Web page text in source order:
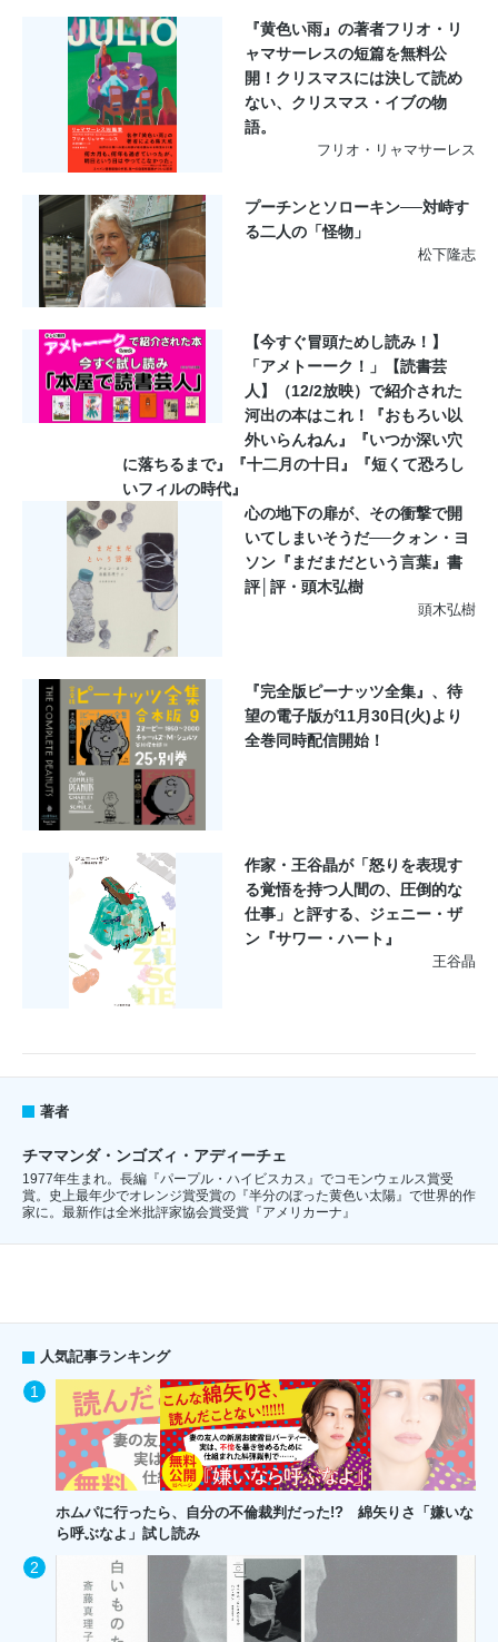
『黄色い雨』の著者フリオ・リ
ャマサーレスの短篇を無料公
開！クリスマスには決して読め
ない、クリスマス・イブの物
語。
フリオ・リャマサーレス
プーチンとソローキン──対峙す
る二人の「怪物」
松下隆志
【今すぐ冒頭ためし読み！】
「アメトーーク！」【読書芸
人】（12/2放映）で紹介された
河出の本はこれ！『おもろい以
外いらんねん』『いつか深い穴
に落ちるまで』『十二月の十日』『短くて恐ろし
いフィルの時代』
心の地下の扉が、その衝撃で開
いてしまいそうだ──クォン・ヨ
ソン『まだまだという言葉』書
評│評・頭木弘樹
頭木弘樹
『完全版ピーナッツ全集』、待
望の電子版が11月30日(火)より
全巻同時配信開始！
作家・王谷晶が「怒りを表現す
る覚悟を持つ人間の、圧倒的な
仕事」と評する、ジェニー・ザ
ン『サワー・ハート』
王谷晶
著者
チママンダ・ンゴズィ・アディーチェ
1977年生まれ。長編『パープル・ハイビスカス』でコモンウェルス賞受
賞。史上最年少でオレンジ賞受賞の『半分のぼった黄色い太陽』で世界的作
家に。最新作は全米批評家協会賞受賞『アメリカーナ』
人気記事ランキング
ホムパに行ったら、自分の不倫裁判だった!? 綿矢りさ「嫌いな
ら呼ぶなよ」試し読み